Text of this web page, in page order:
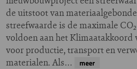
de uitstoot van
streefwaarde is de maximale
voldoen aan het Klimaatakkoord
voor productie, transport en
materialen. Als…
meer